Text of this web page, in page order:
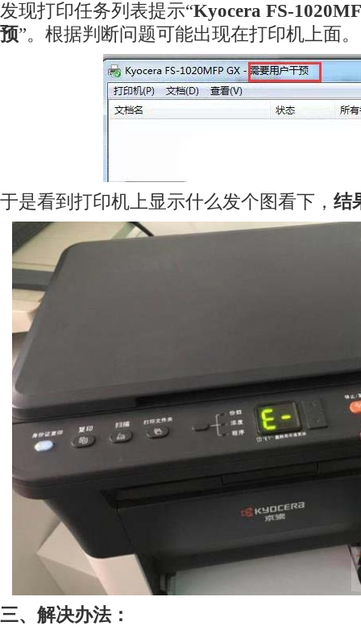
发现打印任务列表提示“Kyocera FS-
预”。根据判断问题可能出现在打印机上面。
于是看到打印机上显示什么发个图看下， 结
三、解决办法：